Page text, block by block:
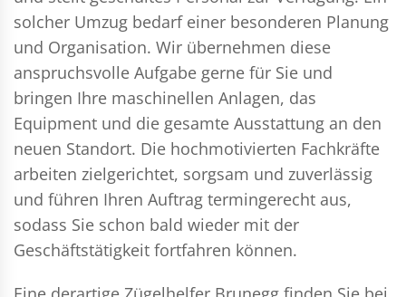
solcher Umzug bedarf einer besonderen Planung
und Organisation. Wir übernehmen diese
anspruchsvolle Aufgabe gerne für Sie und
bringen Ihre maschinellen Anlagen, das
Equipment und die gesamte Ausstattung an den
neuen Standort. Die hochmotivierten Fachkräfte
arbeiten zielgerichtet, sorgsam und zuverlässig
und führen Ihren Auftrag termingerecht aus,
sodass Sie schon bald wieder mit der
Geschäftstätigkeit fortfahren können.